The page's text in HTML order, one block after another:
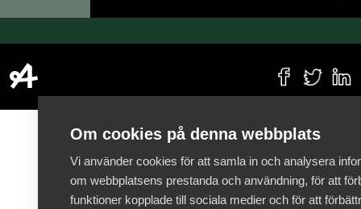
Om cookies på denna webbplats
Vi använder cookies för att samla in och analysera
om webbplatsens prestanda och användning, för att
funktioner kopplade till sociala medier och för att